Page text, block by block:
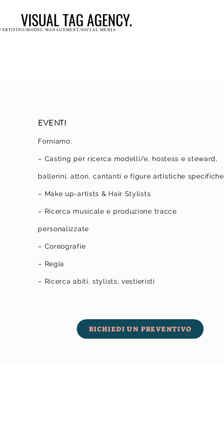
VISUAL TAG AGENCY.
MODEL MANAGEMENT/SOCIAL MEDIA
EVENTI
Forniamo:
– Casting per ricerca modelli/e, hostess e steward,
ballerini, attori, cantanti e figure artistiche specifiche
– Make up-artists & Hair Stylists
– Ricerca musicale e produzione tracce
personalizzate
– Coreografie
– Regia
– Ricerca abiti, stylists, vestieristi
RICHIEDI UN PREVENTIVO